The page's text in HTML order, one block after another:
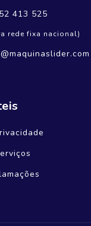
413 525
rede fixa nacional)